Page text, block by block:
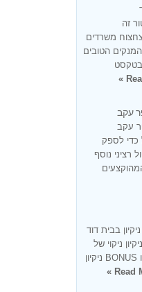
זה
משרדים
הטובים
בטקסט
עקב
עקב
כדי לספק
רציני נוסף
בבית דוד
ניקוי של
בית בעיר בית דוד זו למעשה מומחיותנו BONUS ניקיון
Read